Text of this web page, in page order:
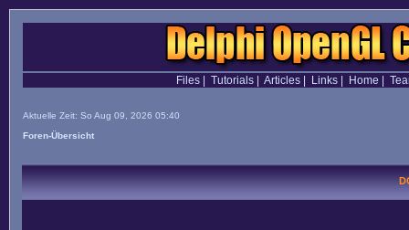
Files| Tutorials| Articles| Links| Home
Aktuelle Zeit: So Aug 09, 2026 05:40
Foren-Übersicht